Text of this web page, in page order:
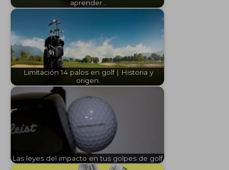
aprender…
Limitación 14 palos en golf | Historia y
origen.
Las leyes del impacto en tus golpes de golf.